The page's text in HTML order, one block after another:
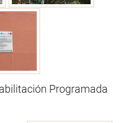
Programada